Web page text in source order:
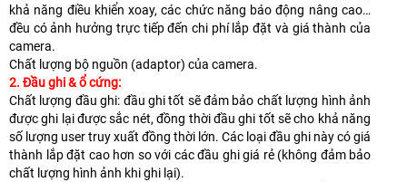
khả năng điều khiển xoay, các chức năng báo động nâng cao…
đều có ảnh hưởng trực tiếp đến chi phí lắp đặt và giá thành của
camera.
Chất lượng bộ nguồn (adaptor) của camera.
2. Đầu ghi & ổ cứng:
Chất lượng đầu ghi: đầu ghi tốt sẽ đảm bảo chất lượng hình ảnh
được ghi lại được sắc nét, đồng thời đầu ghi tốt sẽ cho khả năng
số lượng user truy xuất đồng thời lớn. Các loại đầu ghi này có giá
thành lắp đặt cao hơn so với các đầu ghi giá rẻ (không đảm bảo
chất lượng hình ảnh khi ghi lại).